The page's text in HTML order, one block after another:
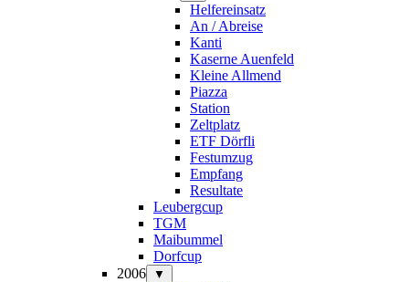
Helfereinsatz
An / Abreise
Kanti
Kaserne Auenfeld
Kleine Allmend
Piazza
Station
Zeltplatz
ETF Dörfli
Festumzug
Empfang
Resultate
Leubergcup
TGM
Maibummel
Dorfcup
2006
▼